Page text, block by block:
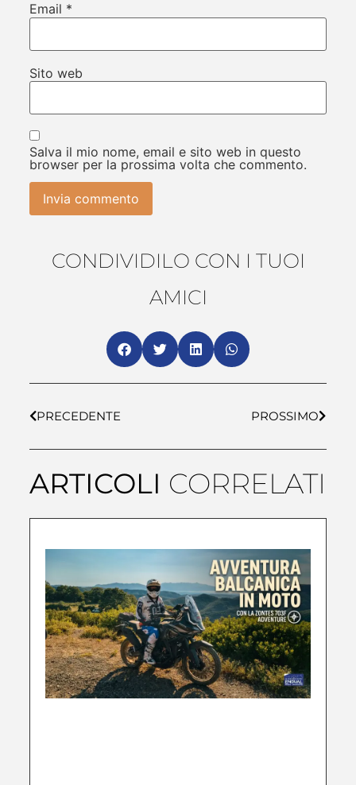
Email *
Sito web
Salva il mio nome, email e sito web in questo
browser per la prossima volta che commento.
CONDIVIDILO CON I TUOI
AMICI
PRECEDENTE PROSSIMO
ARTICOLI CORRELATI